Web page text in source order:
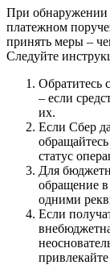
•
При обнаружении
платежном
принять меры –
Следуйте
Обратитесь
– если
их.
Если Сбер
статус
Для
обращение в
одними
Если